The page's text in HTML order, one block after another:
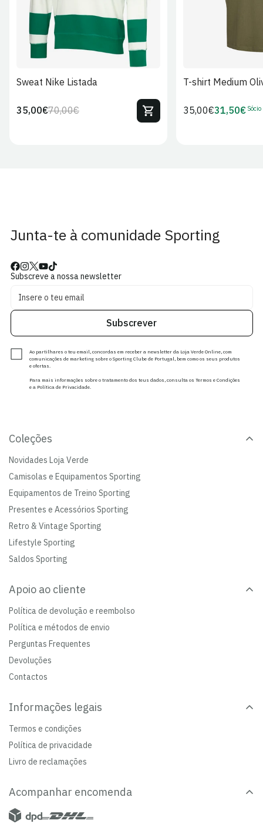
Sweat Nike Listada
Preço
70,00€Preço
35,00€
T-shirt Medium
Preço
35,00€Preço
31,50€ Sócio
Junta-te à comunidade Sporting
Subscreve a nossa newsletter
Subscrever
Ao partilhares o teu email, concordas em receber a newsletter da Loja Verde Online, com
comunicações de marketing sobre o Sporting Clube de Portugal, bem como os seus produtos
e ofertas.
Para mais informações sobre o tratamento dos teus dados, consulta os Termos e Condições
e a Política de Privacidade.
Coleções
Novidades Loja Verde
Camisolas e Equipamentos Sporting
Equipamentos de Treino Sporting
Presentes e Acessórios Sporting
Retro & Vintage Sporting
Lifestyle Sporting
Saldos Sporting
Apoio ao cliente
Política de devolução e reembolso
Política e métodos de envio
Perguntas Frequentes
Devoluções
Contactos
Informações legais
Termos e condições
Política de privacidade
Livro de reclamações
Acompanhar encomenda